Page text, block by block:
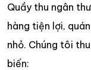
Quầy thu ngân
hàng tiện lợi,
nhỏ. Chúng tôi
biến: